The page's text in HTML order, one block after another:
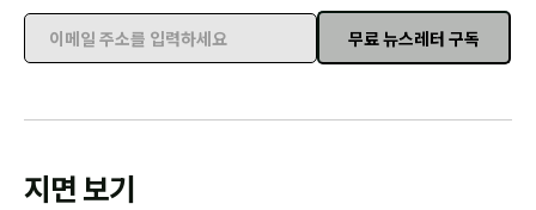
이메일 주소를 입력하세요
무료 뉴스레터 구독
지면 보기